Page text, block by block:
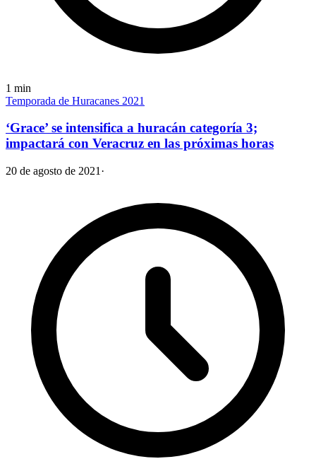
1 min
Temporada de Huracanes 2021
‘Grace’ se intensifica a huracán categoría 3;
impactará con Veracruz en las próximas horas
20 de agosto de 2021 ·